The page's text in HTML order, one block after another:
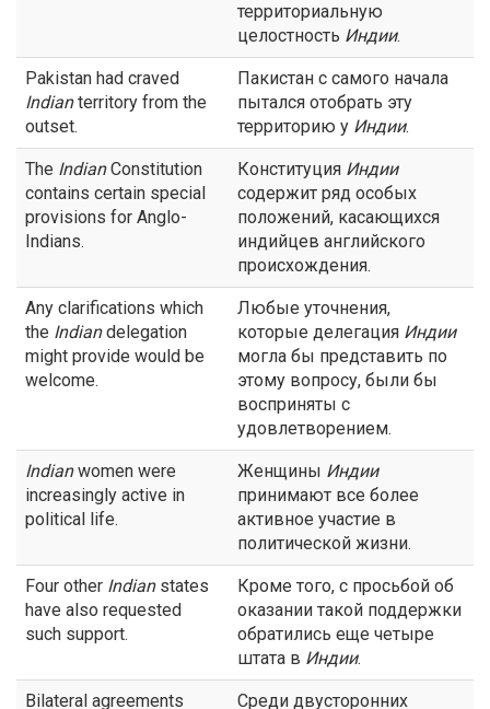
территориальную
целостность Индии.
Pakistan had craved
Indianterritory from the
outset.
Пакистан с самого начала
пытался отобрать эту
территорию у Индии.
The IndianConstitution
contains certain special
provisions for Anglo-
Indians.
Конституция Индии
содержит ряд особых
положений, касающихся
индийцев английского
происхождения.
Any clarifications which
the Indiandelegation
might provide would be
welcome.
Любые уточнения,
которые делегация Индии
могла бы представить по
этому вопросу, были бы
восприняты с
удовлетворением.
Indianwomen were
increasingly active in
political life.
Женщины Индии
принимают все более
активное участие в
политической жизни.
Four other Indianstates
have also requested
such support.
Кроме того, с просьбой об
оказании такой поддержки
обратились еще четыре
штата в Индии.
Bilateral agreements
Среди двусторонних